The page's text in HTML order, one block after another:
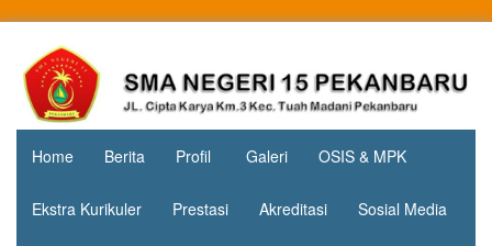
contentSMA
Negeri 15
Pekanbaru
Jl. Cipta
Karya
KM.3, Kec.
Tuah
Madani,
Home Berita Profil Galeri OSIS & MPK
Ekstra Kurikuler Prestasi Akreditasi Sosial Media